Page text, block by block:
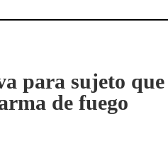
para sujeto
de fuego